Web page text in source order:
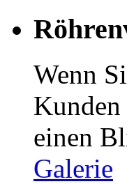
Wenn
Kunden
einen
Galerie